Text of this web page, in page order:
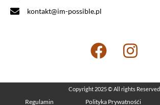
kontakt@im-possible.pl
Copyright 2025 © All rights Reserved.
Regulamin Polityka Prywatnośći